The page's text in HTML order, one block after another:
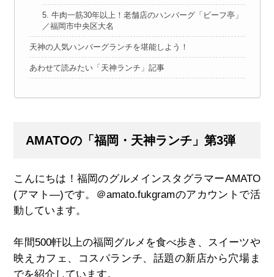
5. 牛肉一筋30年以上！老舗店のハンバーグ「ビーフ亭」
／福岡市中央区大名
天神の人気ハンバーグランチを堪能しよう！
あわせて読みたい「天神ランチ」記事
AMATOの「福岡・天神ランチ」第3弾
こんにちは！福岡のグルメインスタグラマーAMATO
(アマト―)です。＠amato.fukgramのアカウントで活
動しています。
年間500軒以上の福岡グルメを食べ歩き、スイーツや
映えカフェ、コスパランチ、話題の新店から穴場ま
でを紹介しています。